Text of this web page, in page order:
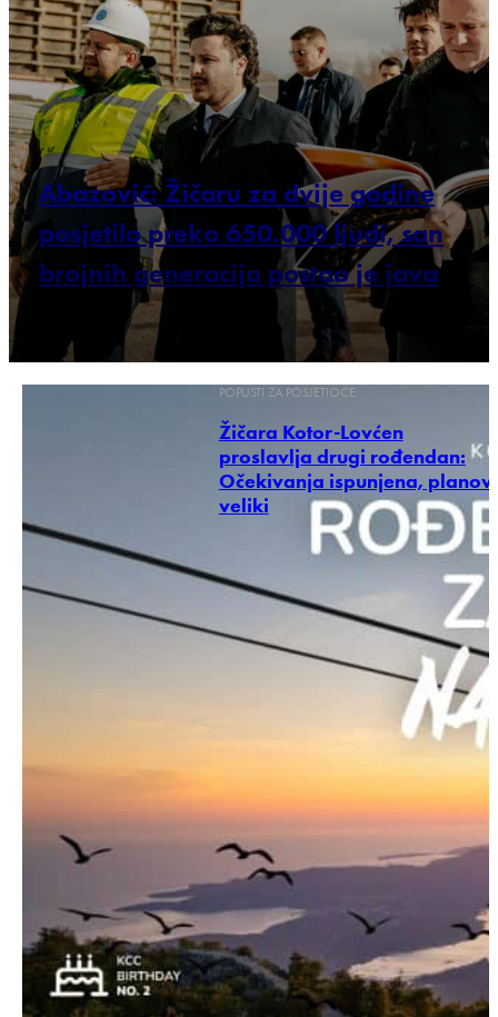
Abazović: Žičaru za dvije godine
posjetilo preko 650.000 ljudi, san
brojnih generacija postao je java
POPUSTI ZA POSJETIOCE
Žičara Kotor-Lovćen
proslavlja drugi rođendan:
Očekivanja ispunjena, planovi
veliki